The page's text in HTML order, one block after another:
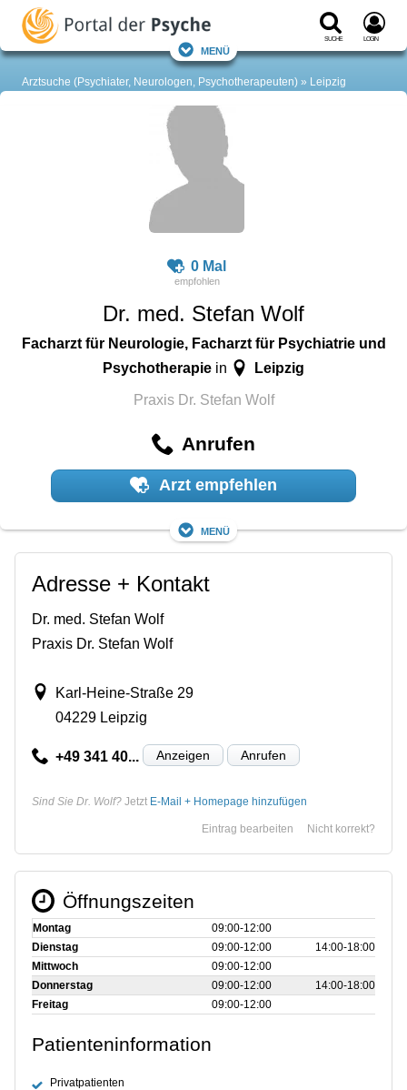
Suche Login
Menü
Arztsuche (Psychiater, Neurologen, Psychotherapeuten) Leipzig
0 Mal
Dr. med. Stefan Wolf
Facharzt für Neurologie, Facharzt für Psychiatrie und
Psychotherapie in Leipzig
Praxis Dr. Stefan Wolf
Anrufen
Arzt empfehlen
Menü
Adresse + Kontakt
Dr. med. Stefan Wolf
Praxis Dr. Stefan Wolf
Karl-Heine-Straße 29
04229 Leipzig
+49 341 40... Anzeigen Anrufen
Sind Sie Dr. Wolf? Jetzt E-Mail + Homepage hinzufügen
Nicht korrekt?
Eintrag bearbeiten
Öffnungszeiten
Montag
09:00‑12:00
Dienstag
09:00‑12:00
14:00‑18:00
Mittwoch
09:00‑12:00
Donnerstag
09:00‑12:00
14:00‑18:00
Freitag
09:00‑12:00
Patienteninformation
Privatpatienten